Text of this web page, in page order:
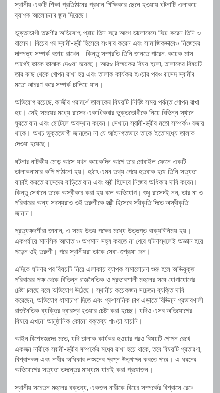
স্থানীয় একটি শিক্ষা প্রতিষ্ঠানের প্রধান শিক্ষিকার ছেলে হওয়ায় ঘটনাটি এলাকায়
ব্যাপক আলোচনার জন্ম দিয়েছে।
ভুক্তভোগী তরুণীর অভিযোগ, প্রায় তিন বছর আগে ভালোবেসে বিয়ে করেন তিনি ও
রাসেদ। বিয়ের পর স্বামী-স্ত্রী হিসেবে সংসার করেন এবং সামাজিকভাবেও নিজেদের
দাম্পত্য সম্পর্ক বজায় রাখেন। কিন্তু সম্প্রতি তিনি জানতে পারেন, কয়েক মাস
আগেই তাকে তালাক দেওয়া হয়েছে। আরও বিস্ময়কর বিষয় হলো, তালাকের বিষয়টি
তার কাছ থেকে গোপন রাখা হয় এবং তালাক কার্যকর হওয়ার পরও রাসেদ স্বামীর
মতো আচরণ করে সম্পর্ক চালিয়ে যান।
অভিযোগ রয়েছে, কাজীর পরামর্শে তালাকের বিষয়টি নির্দিষ্ট সময় পর্যন্ত গোপন রাখা
হয়। সেই সময়ের মধ্যে রাসেদ একাধিকবার ভুক্তভোগীকে নিয়ে বিভিন্ন স্থানে
ঘুরতে যান এবং হোটেলে অবস্থান করেন। সেখানে স্বামী-স্ত্রীর মতো সম্পর্কও বজায়
থাকে। অথচ ভুক্তভোগী জানতেন না যে আইনগতভাবে তাকে ইতোমধ্যে তালাক
দেওয়া হয়েছে।
ঘটনার নাটকীয় মোড় আসে যখন কয়েকদিন আগে তার মোবাইল ফোনে একটি
তালাকনামার কপি পাঠানো হয়। হঠাৎ এমন তথ্য পেয়ে হতবাক হয়ে তিনি সত্যতা
যাচাই করতে রাসেদের বাড়িতে যান এবং স্ত্রী হিসেবে নিজের অধিকার দাবি করেন।
কিন্তু সেখানে তাকে অস্বীকার করা হয় বলে অভিযোগ। শুধু রাসেদই নন, তার মা ও
পরিবারের অন্য সদস্যরাও ওই তরুণীকে স্ত্রী হিসেবে স্বীকৃতি দিতে অস্বীকৃতি
জানান।
প্রত্যক্ষদর্শীরা জানান, এ সময় উভয় পক্ষের মধ্যে উত্তপ্ত বাক্যবিনিময় হয়।
একপর্যায়ে মানসিক আঘাত ও অপমান সহ্য করতে না পেরে ঘটনাস্থলেই অজ্ঞান হয়ে
পড়েন ওই তরুণী। পরে স্থানীয়রা তাকে সেবা-শুশ্রূষা দেন।
এদিকে ঘটনার পর বিষয়টি নিয়ে এলাকায় ব্যাপক সমালোচনা শুরু হলে অভিযুক্ত
পরিবারের পক্ষ থেকে বিভিন্ন রাজনৈতিক ও প্রভাবশালী মহলের সঙ্গে যোগাযোগের
চেষ্টা চলছে বলে অভিযোগ উঠেছে। স্থানীয় কয়েকজন সচেতন ব্যক্তি দাবি
করেছেন, অভিযোগ ধামাচাপা দিতে এবং প্রশাসনিক চাপ এড়াতে বিভিন্ন প্রভাবশালী
রাজনৈতিক ব্যক্তির দ্বারস্থ হওয়ার চেষ্টা করা হচ্ছে। যদিও এসব অভিযোগের
বিষয়ে এখনো আনুষ্ঠানিক কোনো বক্তব্য পাওয়া যায়নি।
আইন বিশেষজ্ঞদের মতে, যদি তালাক কার্যকর হওয়ার পরও বিষয়টি গোপন রেখে
একজন নারীকে স্বামী-স্ত্রীর সম্পর্কের মধ্যে রাখা হয়ে থাকে, তবে বিষয়টি প্রতারণা,
বিশ্বাসভঙ্গ এবং নারীর অধিকার লঙ্ঘনের প্রশ্ন উত্থাপন করতে পারে। এ ধরনের
অভিযোগের সত্যতা তদন্তের মাধ্যমে যাচাই করা প্রয়োজন।
স্থানীয় সচেতন মহলের বক্তব্য, একজন নারীকে বিয়ের সম্পর্কের বিশ্বাসে রেখে